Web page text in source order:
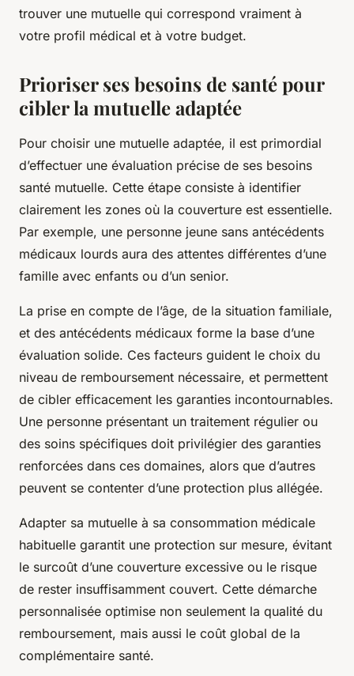
trouver une mutuelle qui correspond vraiment à
votre profil médical et à votre budget.
Prioriser ses besoins de santé pour
cibler la mutuelle adaptée
Pour choisir une mutuelle adaptée, il est primordial
d’effectuer une évaluation précise de ses besoins
santé mutuelle. Cette étape consiste à identifier
clairement les zones où la couverture est essentielle.
Par exemple, une personne jeune sans antécédents
médicaux lourds aura des attentes différentes d’une
famille avec enfants ou d’un senior.
La prise en compte de l’âge, de la situation familiale,
et des antécédents médicaux forme la base d’une
évaluation solide. Ces facteurs guident le choix du
niveau de remboursement nécessaire, et permettent
de cibler efficacement les garanties incontournables.
Une personne présentant un traitement régulier ou
des soins spécifiques doit privilégier des garanties
renforcées dans ces domaines, alors que d’autres
peuvent se contenter d’une protection plus allégée.
Adapter sa mutuelle à sa consommation médicale
habituelle garantit une protection sur mesure, évitant
le surcoût d’une couverture excessive ou le risque
de rester insuffisamment couvert. Cette démarche
personnalisée optimise non seulement la qualité du
remboursement, mais aussi le coût global de la
complémentaire santé.